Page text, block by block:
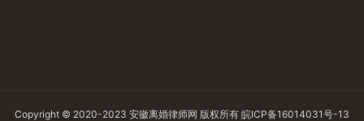
Copyright © 2020-2023 安徽离婚律师网 版权所有 皖ICP备16014031号-13